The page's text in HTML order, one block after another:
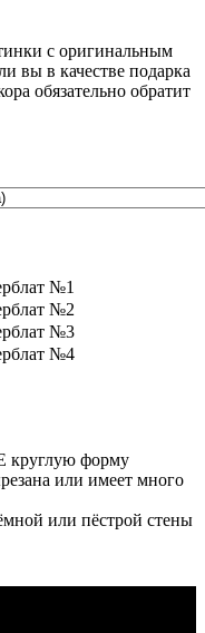
с оригинальным
вы в качестве подарка
обязательно обратит
№1
№2
№3
№4
круглую форму
или имеет много
или пёстрой стены